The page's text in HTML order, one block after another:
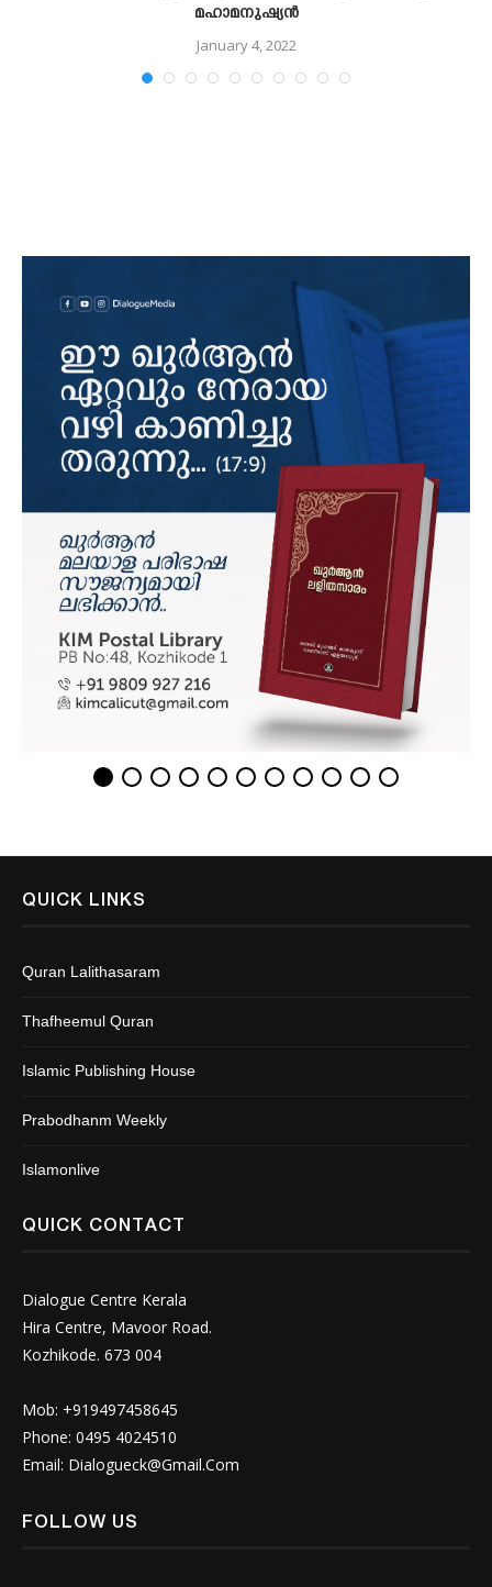
മഹാമനുഷ്യൻ
January 4, 2022
QUICK LINKS
Quran Lalithasaram
Thafheemul Quran
Islamic Publishing House
Prabodhanm Weekly
Islamonlive
QUICK CONTACT
Dialogue Centre Kerala
Hira Centre, Mavoor Road.
Kozhikode. 673 004
Mob: +919497458645
Phone: 0495 4024510
Email: Dialogueck@Gmail.Com
FOLLOW US